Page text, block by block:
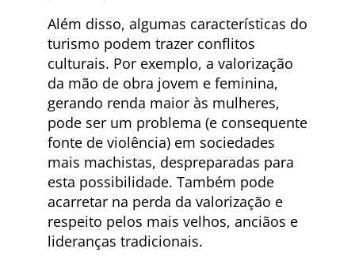
Além disso, algumas características do
turismo podem trazer conflitos
culturais. Por exemplo, a valorização
da mão de obra jovem e feminina,
gerando renda maior às mulheres,
pode ser um problema (e consequente
fonte de violência) em sociedades
mais machistas, despreparadas para
esta possibilidade. Também pode
acarretar na perda da valorização e
respeito pelos mais velhos, anciãos e
lideranças tradicionais.